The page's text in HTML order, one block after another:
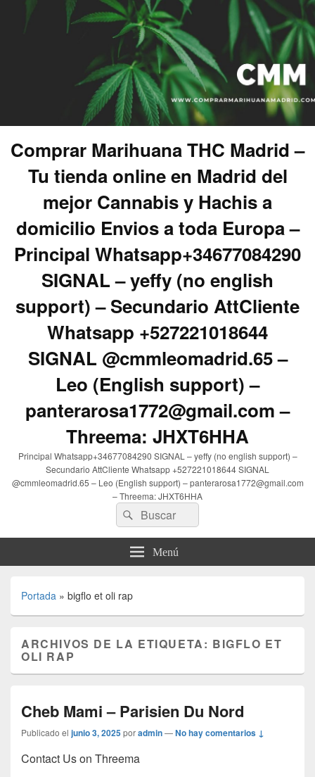
Comprar Marihuana THC Madrid –
Tu tienda online en Madrid del
mejor Cannabis y Hachis a
domicilio Envios a toda Europa –
Principal Whatsapp+34677084290
SIGNAL – yeffy (no english
support) – Secundario AttCliente
Whatsapp +527221018644
SIGNAL @cmmleomadrid.65 –
Leo (English support) –
panterarosa1772@gmail.com –
Threema: JHXT6HHA
Principal Whatsapp+34677084290 SIGNAL – yeffy (no english support) –
Secundario AttCliente Whatsapp +527221018644 SIGNAL
@cmmleomadrid.65 – Leo (English support) – panterarosa1772@gmail.com
– Threema: JHXT6HHA
Buscar
por:
Buscar
Menú
Portada » bigflo et oli rap
ARCHIVOS DE LA ETIQUETA: BIGFLO ET
OLI RAP
Cheb Mami – Parisien Du Nord
Publicado el junio 3, 2025poradmin—No hay comentarios ↓
Contact Us on Threema